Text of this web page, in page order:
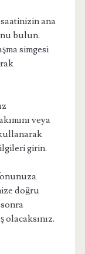
ana
bulun.
simgesi
veya
girin.
doğru
olacaksınız.